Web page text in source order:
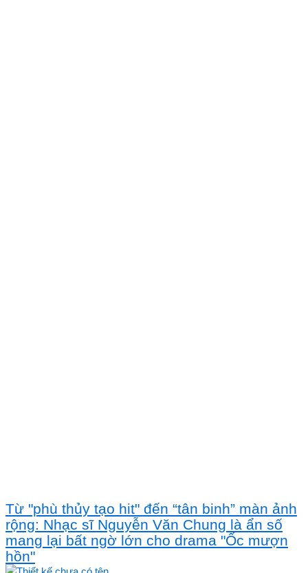
Từ "phù thủy tạo hit" đến “tân binh” màn ảnh
rộng: Nhạc sĩ Nguyễn Văn Chung là ẩn số
mang lại bất ngờ lớn cho drama "Ốc mượn
hồn"